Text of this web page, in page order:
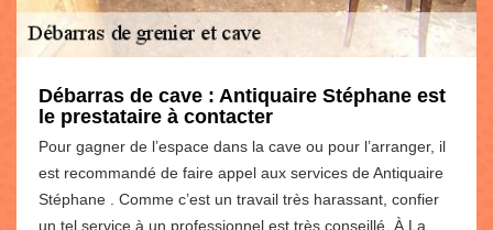
Débarras de cave : Antiquaire Stéphane est
le prestataire à contacter
Pour gagner de l’espace dans la cave ou pour l’arranger, il
est recommandé de faire appel aux services de Antiquaire
Stéphane . Comme c’est un travail très harassant, confier
un tel service à un professionnel est très conseillé. À La